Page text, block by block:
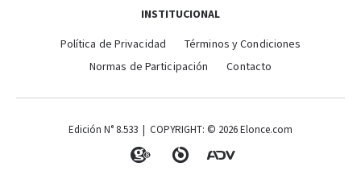
INSTITUCIONAL
Política de Privacidad
Términos y Condiciones
Normas de Participación
Contacto
Edición N° 8.533 | COPYRIGHT: © 2026 Elonce.com